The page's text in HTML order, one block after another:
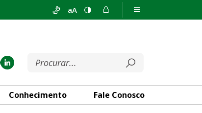
aA
Conhecimento Fale Conosco